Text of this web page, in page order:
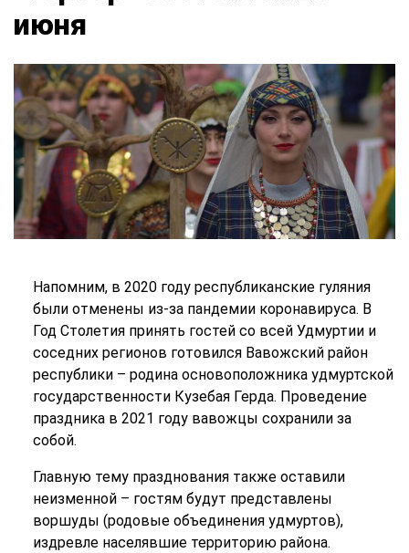
июня
Напомним, в 2020 году республиканские гуляния
были отменены из-за пандемии коронавируса. В
Год Столетия принять гостей со всей Удмуртии и
соседних регионов готовился Вавожский район
республики – родина основоположника удмуртской
государственности Кузебая Герда. Проведение
праздника в 2021 году вавожцы сохранили за
собой.
Главную тему празднования также оставили
неизменной – гостям будут представлены
воршуды (родовые объединения удмуртов),
издревле населявшие территорию района.